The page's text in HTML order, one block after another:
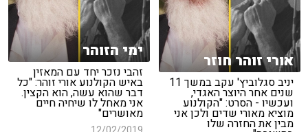
ימי הזוהר
זהבי נזכר יחד עם המאזין
באיש הקולנוע אורי זוהר: "כל
דבר שהוא עשה, הוא הקצין.
אני מאחל לו שיחיה חיים
מאושרים"
אורי זוהר חוזר
יניב סגלוביץ' עקב במשך 11
שנים אחר היוצר האגדי,
ועכשיו - הסרט: "הקולנוע
מוציא מאורי שדים ולכן אני
מבין את החזרה שלו